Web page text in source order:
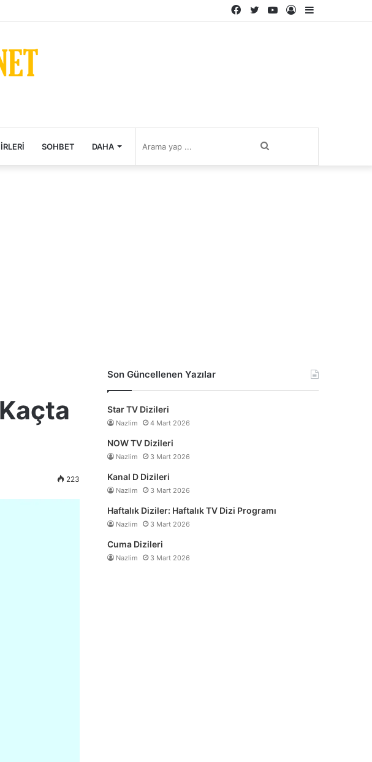
Kenar
Kayıt
YouTube
Twitter
Facebook
SOHBET DAHA
223
Son Güncellenen Yazılar
Star TV Dizileri
Nazlim 4 Mart 2026
NOW TV Dizileri
Nazlim 3 Mart 2026
Kanal D Dizileri
Nazlim 3 Mart 2026
Haftalık Diziler: Haftalık TV Dizi Programı
Nazlim 3 Mart 2026
Cuma Dizileri
Nazlim 3 Mart 2026